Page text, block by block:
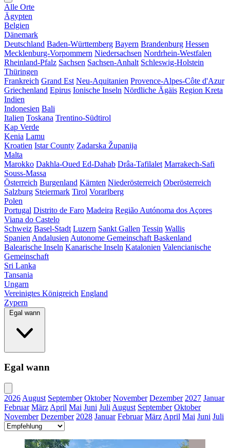
Alle Orte
Ägypten
Belgien
Dänemark
Deutschland Baden-Württemberg Bayern Brandenburg Hessen
Mecklenburg-Vorpommern Niedersachsen Nordrhein-Westfalen
Rheinland-Pfalz Sachsen Sachsen-Anhalt Schleswig-Holstein
Thüringen
Frankreich Grand Est Neu-Aquitanien Provence-Alpes-Côte d'Azur
Griechenland Epirus Ionische Inseln Nördliche Ägäis Region Kreta
Indien
Indonesien Bali
Italien Toskana Trentino-Südtirol
Kap Verde
Kenia Lamu
Kroatien Istar County Zadarska Županija
Malta
Marokko Dakhla-Oued Ed-Dahab Drâa-Tafilalet Marrakech-Safi
Souss-Massa
Österreich Burgenland Kärnten Niederösterreich Oberösterreich
Salzburg Steiermark Tirol Vorarlberg
Polen
Portugal Distrito de Faro Madeira Região Autónoma dos Açores
Viana do Castelo
Schweiz Basel-Stadt Luzern Sankt Gallen Tessin Wallis
Spanien Andalusien Autonome Gemeinschaft Baskenland
Balearische Inseln Kanarische Inseln Katalonien Valencianische
Gemeinschaft
Sri Lanka
Tansania
Ungarn
Vereinigtes Königreich England
Zypern
Egal wann
Egal wann
2026 August September Oktober November Dezember 2027 Januar
Februar März April Mai Juni Juli August September Oktober
November Dezember 2028 Januar Februar März April Mai Juni Juli